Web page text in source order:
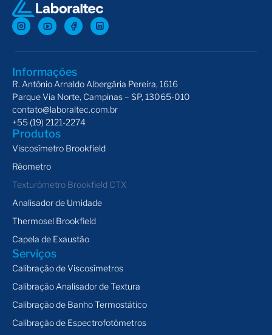
Informações
R. Antônio Arnaldo Albergária Pereira, 1616
Parque Via Norte, Campinas – SP, 13065-010
contato@laboraltec.com.br
+55 (19) 2121-2274
Produtos
Viscosímetro Brookfield
Rêometro
Texturômetro Brookfield CTX
Analisador de Umidade
Thermosel Brookfield
Capela de Exaustão
Serviços
Calibração de Viscosímetros
Calibração Analisador de Textura
Calibração de Banho Termostático
Calibração de Espectrofotômetros